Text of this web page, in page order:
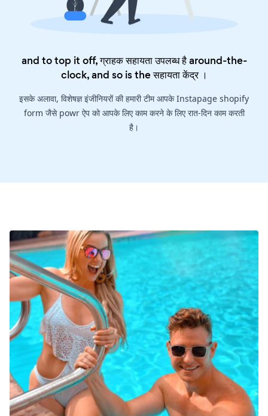
and to top it off, ग्राहक सहायता उपलब्ध है around-the-
clock, and so is theसहायता केंद्र।
इसके अलावा, विशेषज्ञ इंजीनियरों की हमारी टीम आपके Instapage shopify
form जैसे powr ऐप को आपके लिए काम करने के लिए रात-दिन काम करती
है।